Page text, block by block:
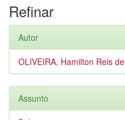
Refinar
Autor
OLIVEIRA, Hamilton Reis de
Assunto